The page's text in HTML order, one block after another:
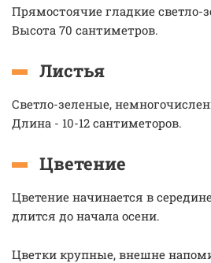
Прямостоячие гладкие светло-
Высота 70 сантиметров.
Листья
Светло-зеленые,
Длина - 10-12 сантиметоров.
Цветение
Цветение начинается в
длится до начала осени.
Цветки крупные, внешне